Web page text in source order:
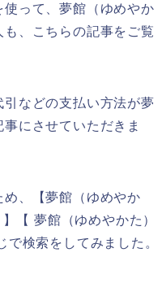
って、夢館（ゆめやか
、こちらの記事をご覧
などの支払い方法が夢
にさせていただきま
、【夢館（ゆめやか
【 夢館（ゆめやかた）
検索をしてみました。